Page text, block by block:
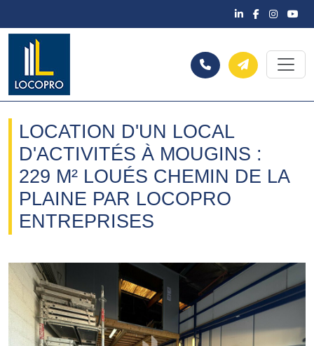
LOCATION D'UN LOCAL
D'ACTIVITÉS À MOUGINS :
229 M² LOUÉS CHEMIN DE LA
PLAINE PAR LOCOPRO
ENTREPRISES